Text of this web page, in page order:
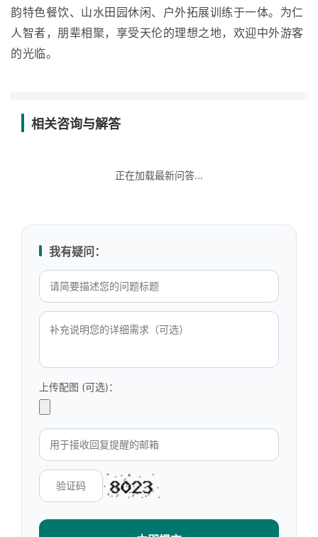
韵特色餐饮、山水田园休闲、户外拓展训练于一体。为仁
人智者，朋辈相聚，享受天伦的理想之地，欢迎中外游客
的光临。
相关咨询与解答
正在加载最新问答...
我有疑问：
上传配图 (可选)：